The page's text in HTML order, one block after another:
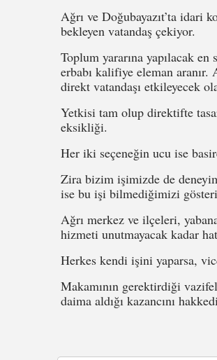
Ağrı ve Doğubayazıt’ta idari
bekleyen vatandaş çekiyor.
Toplum yararına yapılacak
erbabı kalifiye eleman
direkt vatandaşı etkileyecek
Yetkisi tam olup direktifte
eksikliği.
Her iki seçeneğin ucu ise
Zira bizim işimizde de
ise bu işi bilmediğimizi
Ağrı merkez ve ilçeleri,
hizmeti unutmayacak kadar
Herkes kendi işini yaparsa,
Makamının gerektirdiği
daima aldığı kazancını